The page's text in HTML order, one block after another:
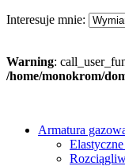
Interesuje mnie:
Warning:
/home/monokrom/
Armatura